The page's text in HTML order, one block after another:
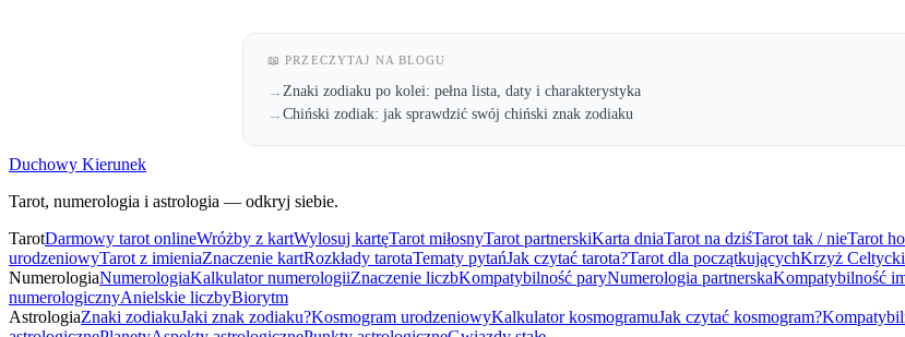
📖 PRZECZYTAJ NA BLOGU
→Znaki zodiaku po kolei: pełna lista, daty i charakterystyka
→Chiński zodiak: jak sprawdzić swój chiński znak zodiaku
Duchowy Kierunek
Tarot, numerologia i astrologia — odkryj siebie.
TarotDarmowy tarot onlineWróżby z kartWylosuj kartęTarot miłosnyTarot partnerskiKarta dniaTarot na dziśTarot tak / nieTarot
urodzeniowyTarot z imieniaZnaczenie kartRozkłady tarotaTematy pytańJak czytać tarota?Tarot dla początkującychKrzyż Celtycki
NumerologiaNumerologiaKalkulator numerologiiZnaczenie liczbKompatybilność paryNumerologia partnerskaKompatybilność
numerologicznyAnielskie liczbyBiorytm
AstrologiaZnaki zodiakuJaki znak zodiaku?Kosmogram urodzeniowyKalkulator kosmogramuJak czytać kosmogram?